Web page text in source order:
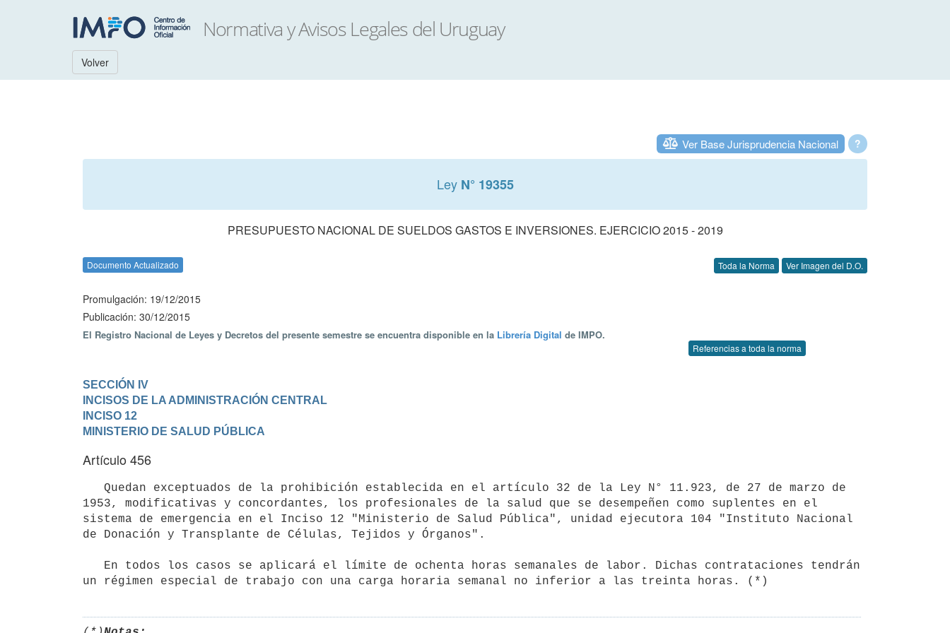
Volver
?
Ver Base Jurisprudencia Nacional
Ley N° 19355
PRESUPUESTO NACIONAL DE SUELDOS GASTOS E INVERSIONES. EJERCICIO 2015 - 2019
Documento Actualizado Toda la Norma Ver Imagen del D.O.
Promulgación: 19/12/2015
Publicación: 30/12/2015
El Registro Nacional de Leyes y Decretos del presente semestre se encuentra disponible en la Librería Digital de IMPO.
Referencias a toda la norma
SECCIÓN IV
INCISOS DE LA ADMINISTRACIÓN CENTRAL
INCISO 12
MINISTERIO DE SALUD PÚBLICA
Artículo 456
1953, modificativas y concordantes, los profesionales de la salud que se desempeñen como suplentes en el
sistema de emergencia en el Inciso 12 "Ministerio de Salud Pública", unidad ejecutora 104 "Instituto Nacional
de Donación y Transplante de Células, Tejidos y Órganos".
un régimen especial de trabajo con una carga horaria semanal no inferior a las treinta horas. (*)